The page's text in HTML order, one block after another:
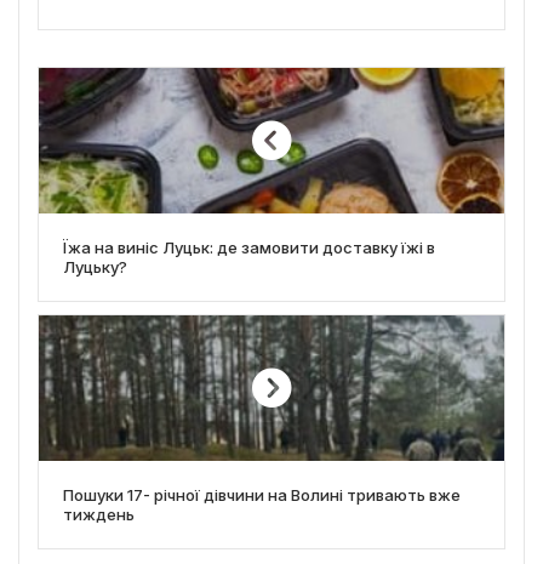
Їжа на виніс Луцьк: де замовити доставку їжі в
Луцьку?
Пошуки 17- річної дівчини на Волині тривають вже
тиждень